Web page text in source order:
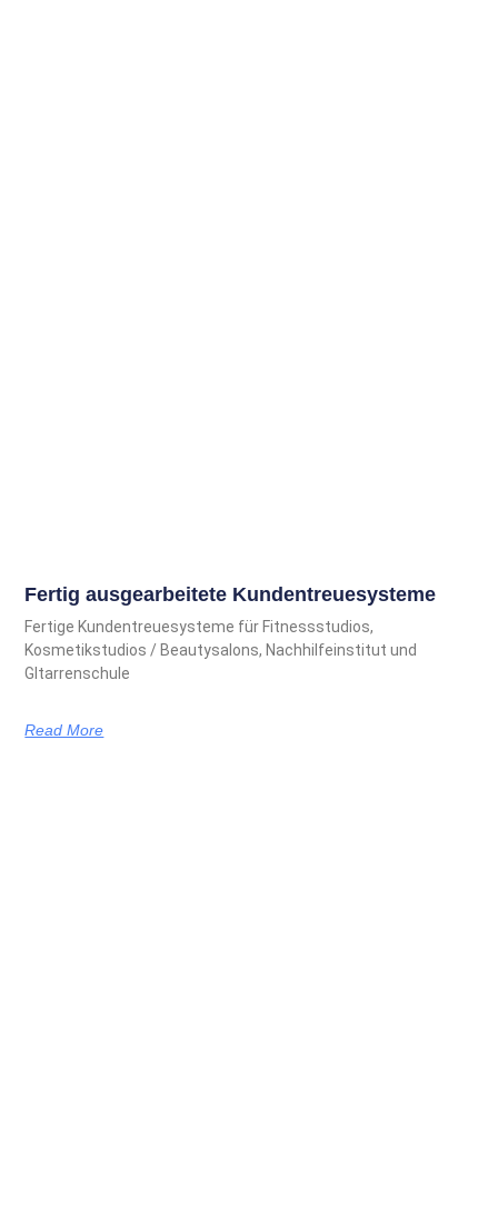
Fertig ausgearbeitete Kundentreuesysteme
Fertige Kundentreuesysteme für Fitnessstudios,
Kosmetikstudios / Beautysalons, Nachhilfeinstitut und
GItarrenschule
Read More